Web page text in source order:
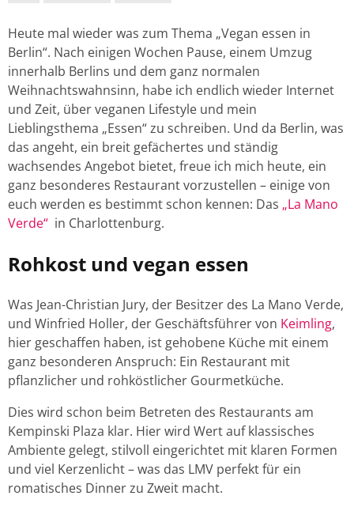
Heute mal wieder was zum Thema „Vegan essen in
Berlin“. Nach einigen Wochen Pause, einem Umzug
innerhalb Berlins und dem ganz normalen
Weihnachtswahnsinn, habe ich endlich wieder Internet
und Zeit, über veganen Lifestyle und mein
Lieblingsthema „Essen“ zu schreiben. Und da Berlin, was
das angeht, ein breit gefächertes und ständig
wachsendes Angebot bietet, freue ich mich heute, ein
ganz besonderes Restaurant vorzustellen – einige von
euch werden es bestimmt schon kennen: Das „La Mano
Verde“ in Charlottenburg.
Rohkost und vegan essen
Was Jean-Christian Jury, der Besitzer des La Mano Verde,
und Winfried Holler, der Geschäftsführer von Keimling,
hier geschaffen haben, ist gehobene Küche mit einem
ganz besonderen Anspruch: Ein Restaurant mit
pflanzlicher und rohköstlicher Gourmetküche.
Dies wird schon beim Betreten des Restaurants am
Kempinski Plaza klar. Hier wird Wert auf klassisches
Ambiente gelegt, stilvoll eingerichtet mit klaren Formen
und viel Kerzenlicht – was das LMV perfekt für ein
romatisches Dinner zu Zweit macht.